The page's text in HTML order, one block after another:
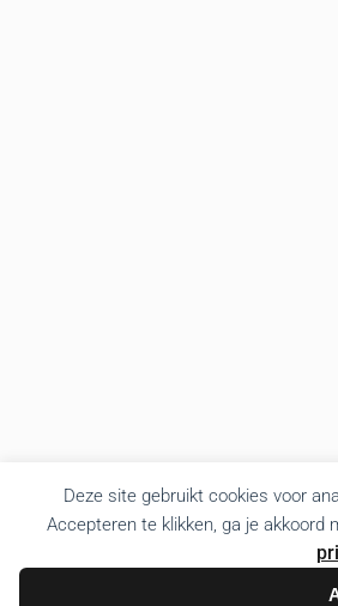
Deze site gebruikt cookies voor
Accepteren te klikken, ga je akkoord